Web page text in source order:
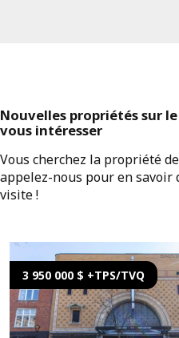
Nouvelles propriétés sur
vous intéresser
Vous cherchez la propriété
appelez-nous pour en
visite !
3 950 000 $ +TPS/TVQ